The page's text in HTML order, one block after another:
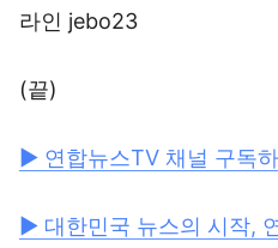
라인 jebo23
(끝)
▶ 연합뉴스TV 채널 구독
▶ 대한민국 뉴스의 시작,